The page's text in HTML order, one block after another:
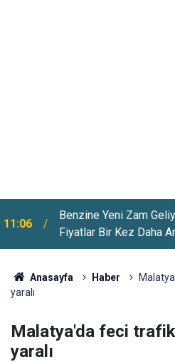
10:38
Öğrenci Affı Yürürlüğe
İlgilendiren Detaylar
Anasayfa Haber
yaralı
Malatya'da feci
yaralı